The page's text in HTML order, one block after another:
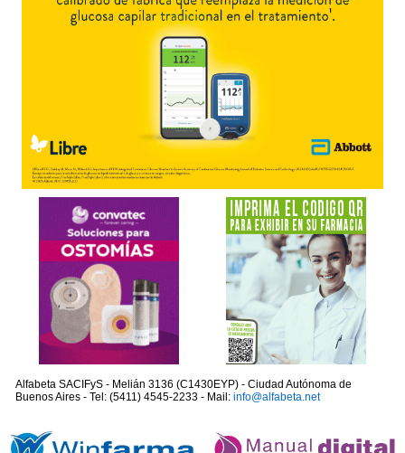
Alfabeta SACIFyS - Melián 3136 (C1430EYP) - Ciudad Autónoma de
Buenos Aires - Tel: (5411) 4545-2233 - Mail: info@alfabeta.net